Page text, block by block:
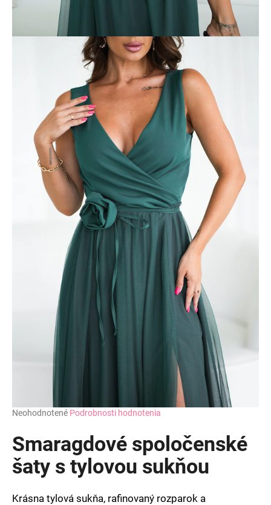
Priemerné
produktu
je
0,0
z
hviezdičiek.
Neohodnotené Podrobnosti hodnotenia
Smaragdové spoločenské
šaty s tylovou sukňou
Krásna tylová sukňa, rafinovaný rozparok a